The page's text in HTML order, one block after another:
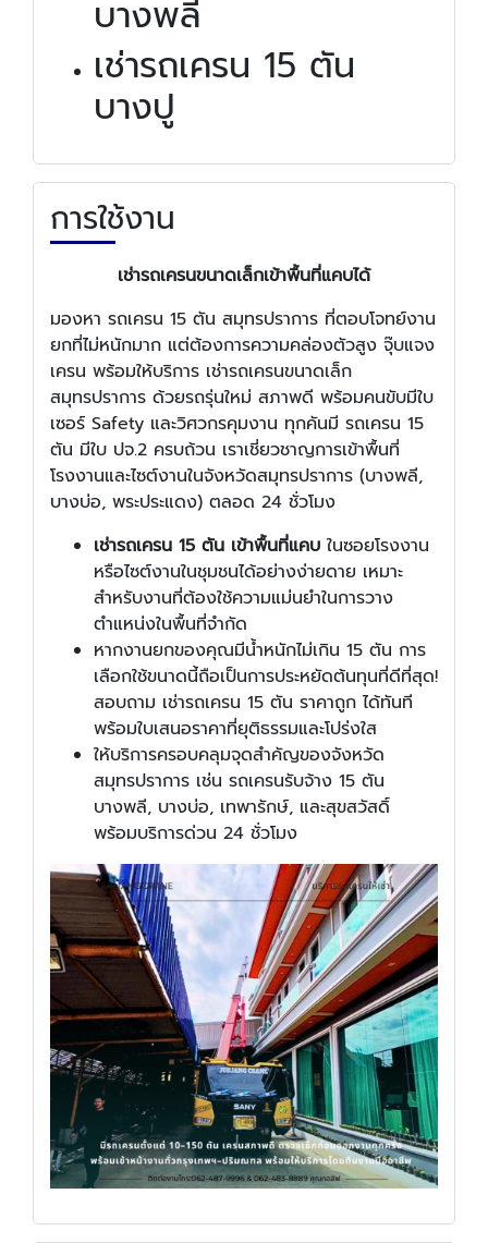
บางพลี
เช่ารถเครน 15 ตัน
บางปู
การใช้งาน
เช่ารถเครนขนาดเล็กเข้าพื้นที่แคบได้
มองหา รถเครน 15 ตัน สมุทรปราการ ที่ตอบโจทย์งาน
ยกที่ไม่หนักมาก แต่ต้องการความคล่องตัวสูง จุ๊บแจง
เครน พร้อมให้บริการ เช่ารถเครนขนาดเล็ก
สมุทรปราการ ด้วยรถรุ่นใหม่ สภาพดี พร้อมคนขับมีใบ
เซอร์ Safety และวิศวกรคุมงาน ทุกคันมี รถเครน 15
ตัน มีใบ ปจ.2 ครบถ้วน เราเชี่ยวชาญการเข้าพื้นที่
โรงงานและไซต์งานในจังหวัดสมุทรปราการ (บางพลี,
บางบ่อ, พระประแดง) ตลอด 24 ชั่วโมง
เช่ารถเครน 15 ตัน เข้าพื้นที่แคบ ในซอยโรงงาน
หรือไซต์งานในชุมชนได้อย่างง่ายดาย เหมาะ
สำหรับงานที่ต้องใช้ความแม่นยำในการวาง
ตำแหน่งในพื้นที่จำกัด
หากงานยกของคุณมีน้ำหนักไม่เกิน 15 ตัน การ
เลือกใช้ขนาดนี้ถือเป็นการประหยัดต้นทุนที่ดีที่สุด!
สอบถาม เช่ารถเครน 15 ตัน ราคาถูก ได้ทันที
พร้อมใบเสนอราคาที่ยุติธรรมและโปร่งใส
ให้บริการครอบคลุมจุดสำคัญของจังหวัด
สมุทรปราการ เช่น รถเครนรับจ้าง 15 ตัน
บางพลี, บางบ่อ, เทพารักษ์, และสุขสวัสดิ์
พร้อมบริการด่วน 24 ชั่วโมง